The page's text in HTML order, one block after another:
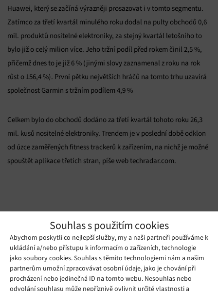
Souhlas s použitím cookies
Abychom poskytli co nejlepší služby, my a naši partneři používáme k
ukládání a/nebo přístupu k informacím o zařízeních, technologie
jako soubory cookies. Souhlas s těmito technologiemi nám a našim
partnerům umožní zpracovávat osobní údaje, jako je chování při
procházení nebo jedinečná ID na tomto webu. Nesouhlas nebo
odvolání souhlasu může nepříznivě ovlivnit určité vlastnosti a
Huawei, který se začíná výrazněji prosazovat i v tomto segmentu.
Zatímco za třetí kvartál minulého roku dodal na pulty obchodů 0,6
mil. produktů nositelné elektroniky, za stejný kvartál letošního to
bylo již o celý milion více. Jeho tržní podíl před rokem činil 2,5 %,
přičemž dnes to je již 6 % (jinými slovy zaznamenal z roku na rok
růst o 156,4 %). První pětku největších hráčů na tomto trhu uzavírá
společnost Garmin s tržním podílem 4,9 %
Celkem bylo do obchodů dodáno za třetí kvartál tohoto roku 26,3
mil. kusů nositelné elektroniky. Trendem je v poslední době odklon
od úzce zaměřených fitness trackerů k zařízením, na nichž je možné
spouštět aplikace třetích stran, píše web techradar.com.
Zdroj: venturebeat.com, techradar.com
Mohlo by se vám líbit